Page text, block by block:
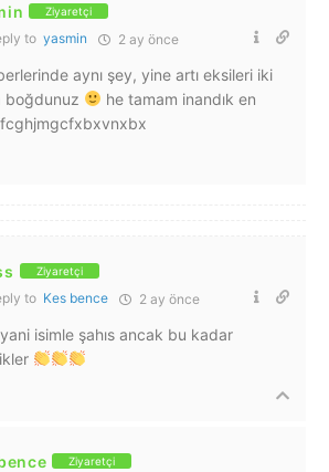
Ziyaretçi
to yasmin 2 ay önce
aynı şey, yine artı eksileri iki
boğdunuz
he tamam inandık en
Ziyaretçi
to Kes bence 2 ay önce
isimle şahıs ancak bu kadar
Ziyaretçi